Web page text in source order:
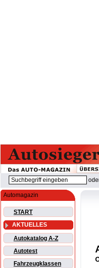
Automagazin
START
AKTUELLES
Autokatalog A-Z
Autotest
Fahrzeugklassen